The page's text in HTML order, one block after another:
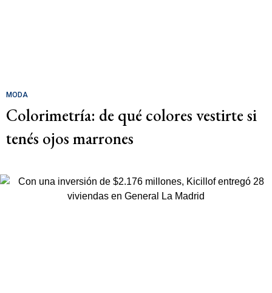
MODA
Colorimetría: de qué colores vestirte si
tenés ojos marrones